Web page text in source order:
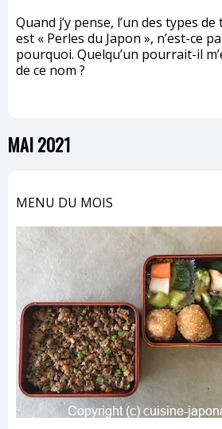
Quand j’y pense, l’un des types
est « Perles du Japon », n’est-ce
pourquoi. Quelqu’un pourrait-il
de ce nom ?
MAI 2021
MENU DU MOIS